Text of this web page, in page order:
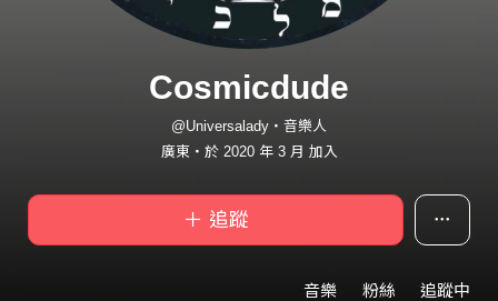
Cosmicdude
@Universalady・音樂人
廣東・於 2020 年 3 月 加入
＋ 追蹤
音樂 粉絲 追蹤中